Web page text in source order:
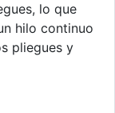
lo que
hilo continuo
pliegues y